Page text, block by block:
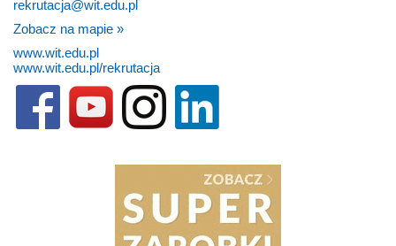
rekrutacja@wit.edu.pl
Zobacz na mapie »
www.wit.edu.pl
www.wit.edu.pl/rekrutacja